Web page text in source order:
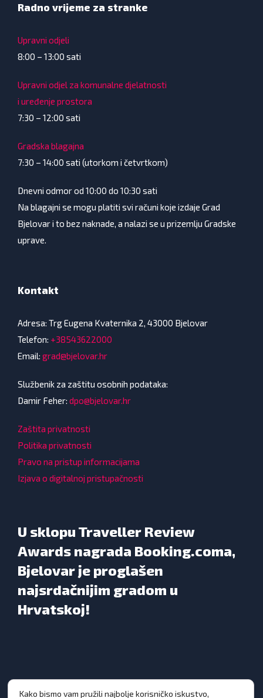
Radno vrijeme za stranke
Upravni odjeli
8:00 – 13:00 sati
Upravni odjel za komunalne djelatnosti
i uređenje prostora
7:30 – 12:00 sati
Gradska blagajna
7:30 – 14:00 sati (utorkom i četvrtkom)
Dnevni odmor od 10:00 do 10:30 sati
Na blagajni se mogu platiti svi računi koje izdaje Grad
Bjelovar i to bez naknade, a nalazi se u prizemlju Gradske
uprave.
Kontakt
Adresa: Trg Eugena Kvaternika 2, 43000 Bjelovar
Telefon: +38543622000
Email: grad@bjelovar.hr
Službenik za zaštitu osobnih podataka:
Damir Feher: dpo@bjelovar.hr
Zaštita privatnosti
Politika privatnosti
Pravo na pristup informacijama
Izjava o digitalnoj pristupačnosti
U sklopu Traveller Review
Awards nagrada Booking.coma,
Bjelovar je proglašen
najsrdačnijim gradom u
Hrvatskoj!
Kako bismo vam pružili najbolje korisničko iskustvo,